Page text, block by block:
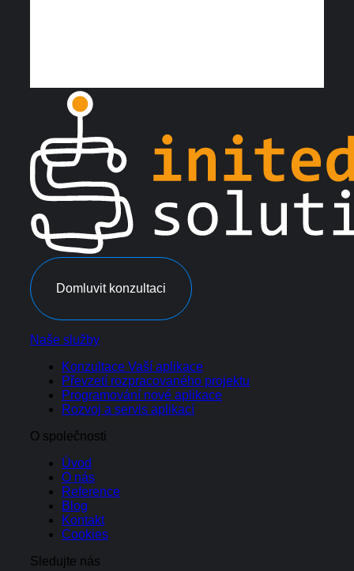
Domluvit konzultaci
Naše služby
Konzultace Vaší aplikace
Převzetí rozpracovaného projektu
Programování nové aplikace
Rozvoj a servis aplikací
O společnosti
Úvod
O nás
Reference
Blog
Kontakt
Cookies
Sledujte nás